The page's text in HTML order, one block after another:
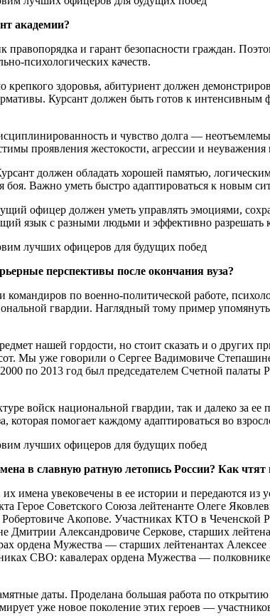
академии?
и гарант безопасности граждан.
психологических качеств.
здоровья, абитуриент должен
Курсант должен быть готов к
и чувство долга —
проявления жестокости, агрессии и
должен обладать хорошей памятью,
боя. Важно уметь быстро адаптироваться к новым
офицер должен уметь управлять эмоциями,
язык с разными людьми и эффективно разрешать
перспективы после окончания вуза?
по военно-политической работе,
гвардии. Наглядный тому пример
нашей гордости, но стоит сказать и о других
Мы уже говорили о Сергее Вадимовиче
по 2013 год был председателем Счетной палаты
войск национальной гвардии, так и далеко за
помогает каждому адаптироваться во
в славную ратную летопись России? Как
имена увековечены в ее истории и передаются из
Герое Советского Союза лейтенанте Олеге
Акопове. Участниках КТО в Чеченской
Дмитрии Александровиче Серкове, старших
ордена Мужества — старших лейтенантах
СВО: кавалерах ордена Мужества —
даты. Проделана большая работа по открытию
уже новое поколение этих героев —